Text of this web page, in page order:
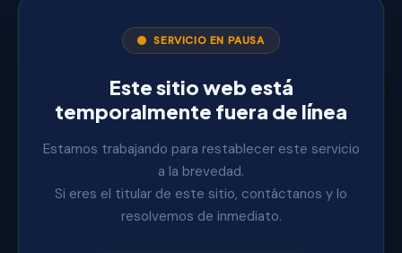
SERVICIO EN PAUSA
Este sitio web está
temporalmente fuera de línea
Estamos trabajando para restablecer este servicio
a la brevedad.
Si eres el titular de este sitio, contáctanos y lo
resolvemos de inmediato.